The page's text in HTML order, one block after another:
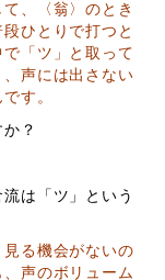
、〈翁〉のとき
ひとりで打つと
「ツ」と取って
声には出さない
す。
？
は「ツ」という
る機会がないの
声のボリューム